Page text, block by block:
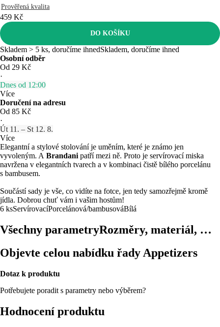
Prověřená kvalita
459 Kč
DO KOŠÍKU
Skladem > 5 ks, doručíme ihnedSkladem, doručíme ihned
Osobní odběr
Od 29 Kč
·
Dnes od 12:00
Více
Doručení na adresu
Od 85 Kč
·
Út 11. – St 12. 8.
Více
Elegantní a stylové stolování je uměním, které je známo jen
vyvoleným. A Brandani patří mezi ně. Proto je servírovací miska
navržena v elegantních tvarech a v kombinaci čistě bílého porcelánu
s bambusem.
Součástí sady je vše, co vidíte na fotce, jen tedy samozřejmě kromě
jídla. Dobrou chuť vám i vašim hostům!
6 ksServírovacíPorcelánová/bambusováBílá
Všechny parametryRozměry, materiál, …
Objevte celou nabídku řady Appetizers
Dotaz k produktu
Potřebujete poradit s parametry nebo výběrem?
Hodnocení produktu